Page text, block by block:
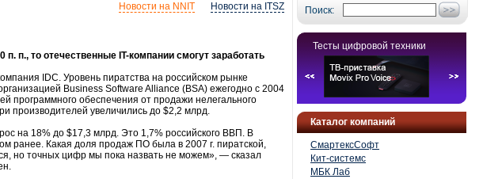
Поиск:
Тесты цифровой техники
Каталог компаний
СмартексСофт
Кит-системс
МБК Лаб
Новости на ITSZ
Новости на NNIT
п., то отечественные IT-компании смогут заработать
IDC. Уровень пиратства на российском рынке
Business Software Alliance (BSA) ежегодно с 2004
программного обеспечения от продажи нелегального
производителей увеличились до $2,2 млрд.
на 18% до $17,3 млрд. Это 1,7% российского ВВП. В
ранее. Какая доля продаж ПО была в 2007 г. пиратской,
но точных цифр мы пока назвать не можем», — сказал